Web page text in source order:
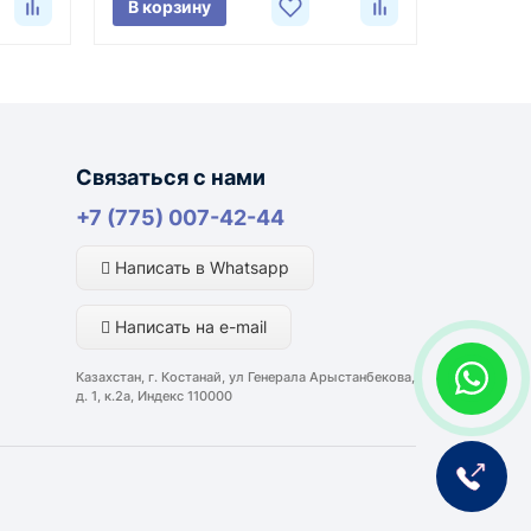
о состоянии товара на момент
компании и условий маршрута.
направлениям возможна более быстрая
В корзину
Связаться с нами
+7 (775) 007-42-44
Написать в Whatsapp
Написать на e-mail
Казахстан, г. Костанай, ул Генерала Арыстанбекова,
д. 1, к.2а, Индекс 110000